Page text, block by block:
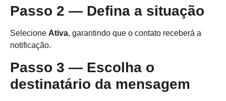
Passo 2 — Defina a situação
Selecione Ativa, garantindo que o contato receberá a
notificação.
Passo 3 — Escolha o
destinatário da mensagem